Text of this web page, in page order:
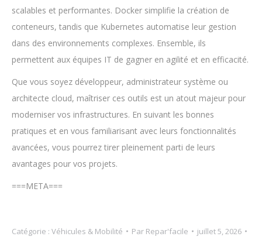
scalables et performantes. Docker simplifie la création de
conteneurs, tandis que Kubernetes automatise leur gestion
dans des environnements complexes. Ensemble, ils
permettent aux équipes IT de gagner en agilité et en efficacité.
Que vous soyez développeur, administrateur système ou
architecte cloud, maîtriser ces outils est un atout majeur pour
moderniser vos infrastructures. En suivant les bonnes
pratiques et en vous familiarisant avec leurs fonctionnalités
avancées, vous pourrez tirer pleinement parti de leurs
avantages pour vos projets.
===META===
Catégorie : Véhicules & Mobilité Par Repar'facile
juillet 5, 2026